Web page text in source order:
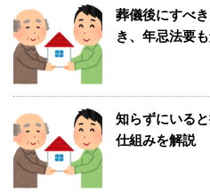
葬儀後にすべ
き、年忌法要
知らずにいる
仕組みを解説